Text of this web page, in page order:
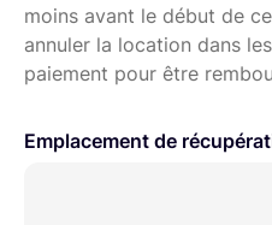
moins avant le début de
annuler la location dans
paiement pour être
Emplacement de